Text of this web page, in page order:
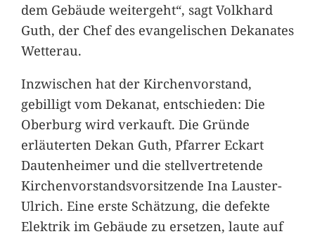
dem Gebäude weitergeht“, sagt Volkhard
Guth, der Chef des evangelischen Dekanates
Wetterau.
Inzwischen hat der Kirchenvorstand,
gebilligt vom Dekanat, entschieden: Die
Oberburg wird verkauft. Die Gründe
erläuterten Dekan Guth, Pfarrer Eckart
Dautenheimer und die stellvertretende
Kirchenvorstandsvorsitzende Ina Lauster-
Ulrich. Eine erste Schätzung, die defekte
Elektrik im Gebäude zu ersetzen, laute auf